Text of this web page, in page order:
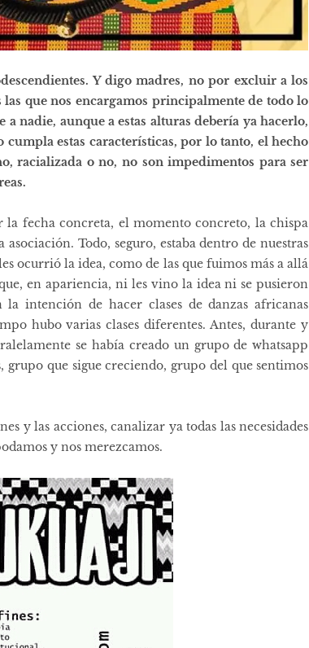
Y digo madres, no por excluir a los
que nos encargamos principalmente de todo lo
nadie, aunque a estas alturas debería ya hacerlo,
estas características, por lo tanto, el hecho
racializada o no, no son impedimentos para ser
la fecha concreta, el momento concreto, la chispa
Todo, seguro, estaba dentro de nuestras
ocurrió la idea, como de las que fuimos más a allá
en apariencia, ni les vino la idea ni se pusieron
intención de hacer clases de danzas africanas
hubo varias clases diferentes. Antes, durante y
se había creado un grupo de whatsapp
grupo que sigue creciendo, grupo del que sentimos
y las acciones, canalizar ya todas las necesidades
y nos merezcamos.